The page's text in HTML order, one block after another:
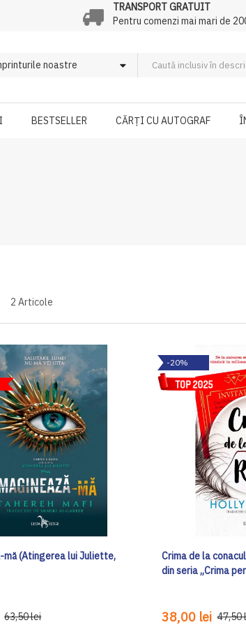
TRANSPORT GRATUIT
Pentru comenzi mai mari de
BESTSELLER CĂRȚI CU AUTOGRAF
2 Articole
mă (Atingerea lui Juliette,
63,50 lei
-20%
Crima de la
din seria „Crima
38,00 lei 47,50